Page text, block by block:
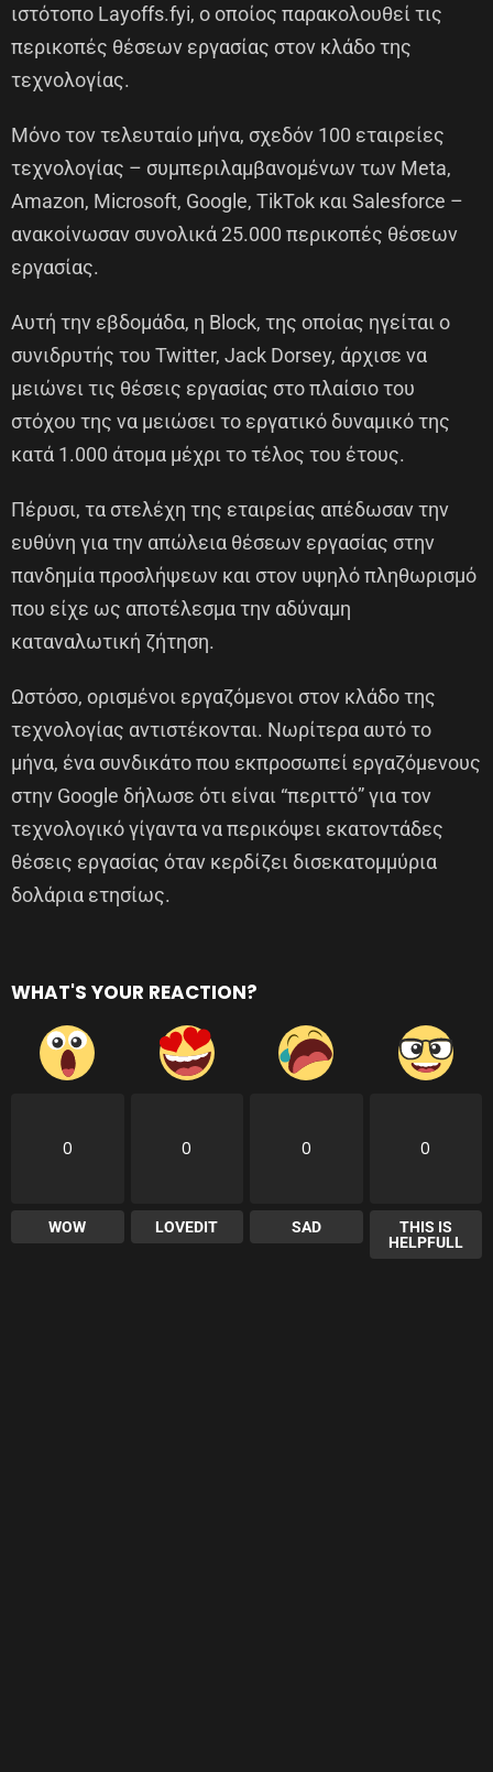
ιστότοπο Layoffs.fyi, ο οποίος παρακολουθεί τις
περικοπές θέσεων εργασίας στον κλάδο της
τεχνολογίας.
Μόνο τον τελευταίο μήνα, σχεδόν 100 εταιρείες
τεχνολογίας – συμπεριλαμβανομένων των Meta,
Amazon, Microsoft, Google, TikTok και Salesforce –
ανακοίνωσαν συνολικά 25.000 περικοπές θέσεων
εργασίας.
Αυτή την εβδομάδα, η Block, της οποίας ηγείται ο
συνιδρυτής του Twitter, Jack Dorsey, άρχισε να
μειώνει τις θέσεις εργασίας στο πλαίσιο του
στόχου της να μειώσει το εργατικό δυναμικό της
κατά 1.000 άτομα μέχρι το τέλος του έτους.
Πέρυσι, τα στελέχη της εταιρείας απέδωσαν την
ευθύνη για την απώλεια θέσεων εργασίας στην
πανδημία προσλήψεων και στον υψηλό πληθωρισμό
που είχε ως αποτέλεσμα την αδύναμη
καταναλωτική ζήτηση.
Ωστόσο, ορισμένοι εργαζόμενοι στον κλάδο της
τεχνολογίας αντιστέκονται. Νωρίτερα αυτό το
μήνα, ένα συνδικάτο που εκπροσωπεί εργαζόμενους
στην Google δήλωσε ότι είναι “περιττό” για τον
τεχνολογικό γίγαντα να περικόψει εκατοντάδες
θέσεις εργασίας όταν κερδίζει δισεκατομμύρια
δολάρια ετησίως.
WHAT'S YOUR REACTION?
0
WOW
0
LOVEDIT
0
SAD
0
THIS IS
HELPFULL